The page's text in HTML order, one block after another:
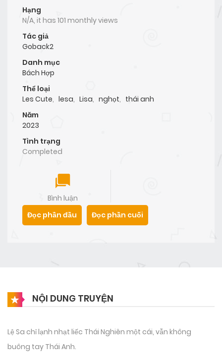
Hạng
N/A, it has 101 monthly views
Tác giả
Goback2
Danh mục
Bách Hợp
Thể loại
Les Cute, lesa, Lisa, nghọt, thái anh
Năm
2023
Tình trạng
Completed
Bình luận
Đọc phần đầu
Đọc phần cuối
NỘI DUNG TRUYỆN
Lệ Sa chỉ lạnh nhạt liếc Thái Nghiên một cái, vẫn không
buông tay Thái Anh.